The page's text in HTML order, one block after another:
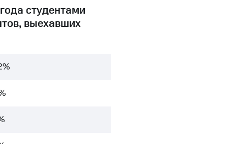
студентами
выехавших